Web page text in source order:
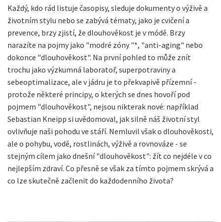
Každý, kdo rád listuje časopisy, sleduje dokumenty o výživě a
životním stylu nebo se zabývá tématy, jako je cvičení a
prevence, brzy zjistí, že dlouhověkost je v módě. Brzy
narazíte na pojmy jako "modré zóny "*, "anti-aging" nebo
dokonce "dlouhověkost". Na první pohled to může znít
trochu jako výzkumná laboratoř, superpotraviny a
sebeoptimalizace, ale v jádru je to překvapivě přízemní -
protože některé principy, o kterých se dnes hovoří pod
pojmem "dlouhověkost", nejsou nikterak nové: například
Sebastian Kneipp si uvědomoval, jak silně náš životní styl
ovlivňuje naši pohodu ve stáří. Nemluvil však o dlouhověkosti,
ale o pohybu, vodě, rostlinách, výživě a rovnováze - se
stejným cílem jako dnešní "dlouhověkost": žít co nejdéle v co
nejlepším zdraví. Co přesně se však za tímto pojmem skrývá a
co lze skutečně začlenit do každodenního života?